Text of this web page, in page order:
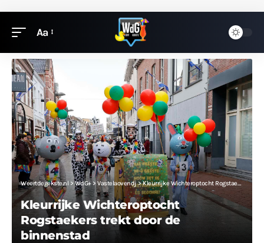
Aa
Weertdegekste.nl >WdG+>Vastelaovendj>Kleurrijke Wichteroptocht Rogstaekers trekt door de binnenstad
Kleurrijke Wichteroptocht
Rogstaekers trekt door de
binnenstad